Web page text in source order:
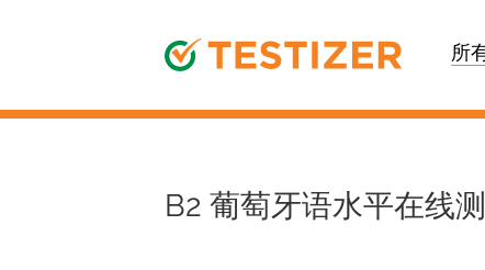
所
B2 葡萄牙语水平在线